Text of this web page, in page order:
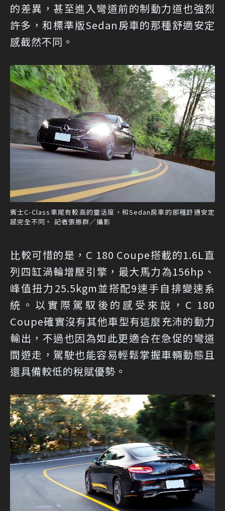
的差異，甚至進入彎道前的制動力道也強烈
許多，和標準版Sedan房車的那種舒適安定
感截然不同。
賓士C-Class車尾有較高的靈活度，和Sedan房車的那種舒適安定
感完全不同。 記者張振群／攝影
比較可惜的是，C 180 Coupe搭載的1.6L直
列四缸渦輪增壓引擎，最大馬力為156hp、
峰值扭力25.5kgm並搭配9速手自排變速系
統。以實際駕馭後的感受來說，C 180
Coupe確實沒有其他車型有這麼充沛的動力
輸出，不過也因為如此更適合在急促的彎道
間遊走，駕駛也能容易輕鬆掌握車輛動態且
還具備較低的稅賦優勢。